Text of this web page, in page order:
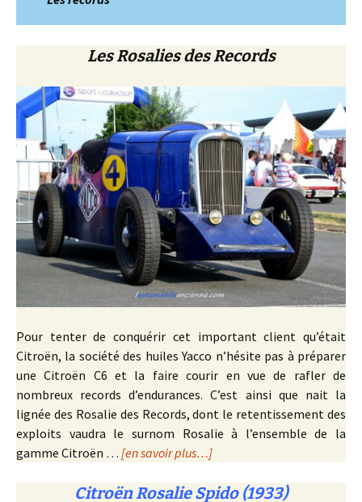
Les Rosalies des Records
Pour tenter de conquérir cet important client qu’était
Citroën, la société des huiles Yacco n’hésite pas à préparer
une Citroën C6 et la faire courir en vue de rafler de
nombreux records d’endurances. C’est ainsi que nait la
lignée des Rosalie des Records, dont le retentissement des
exploits vaudra le surnom Rosalie à l’ensemble de la
gamme Citroën … [en savoir plus…]
Citroën Rosalie Spido (1933)